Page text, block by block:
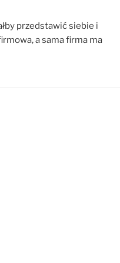
przedstawić siebie i
a sama firma ma